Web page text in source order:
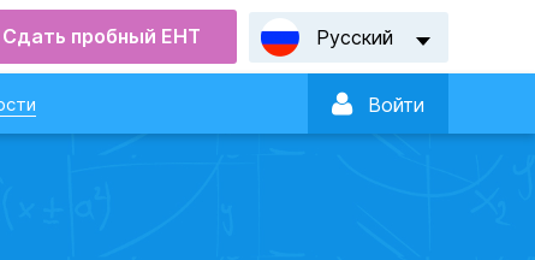
Сдать пробный ЕНТ Русский
 Войти